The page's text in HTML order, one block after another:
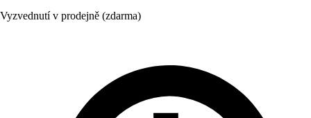
Vyzvednutí v prodejně (zdarma)